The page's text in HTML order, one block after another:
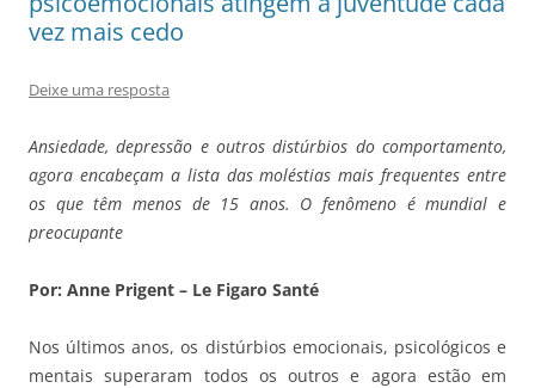
vez mais cedo
Deixe uma resposta
Ansiedade, depressão e outros distúrbios do comportamento,
agora encabeçam a lista das moléstias mais frequentes entre
os que têm menos de 15 anos. O fenômeno é mundial e
preocupante
Por: Anne Prigent – Le Figaro Santé
Nos últimos anos, os distúrbios emocionais, psicológicos e
mentais superaram todos os outros e agora estão em